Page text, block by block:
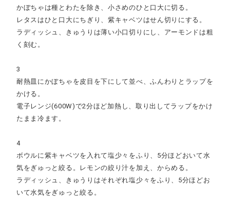
かぼちゃは種とわたを除き、小さめのひと口大に切る。
レタスはひと口大にちぎり、紫キャベツはせん切りにする。
ラディッシュ、きゅうりは薄い小口切りにし、アーモンドは粗
く刻む。
3
耐熱皿にかぼちゃを皮目を下にして並べ、ふんわりとラップを
かける。
電子レンジ(600W)で2分ほど加熱し、取り出してラップをかけ
たまま冷ます。
4
ボウルに紫キャベツを入れて塩少々をふり、5分ほどおいて水
気をぎゅっと絞る。レモンの絞り汁を加え、からめる。
ラディッシュ、きゅうりはそれぞれ塩少々をふり、5分ほどお
いて水気をぎゅっと絞る。